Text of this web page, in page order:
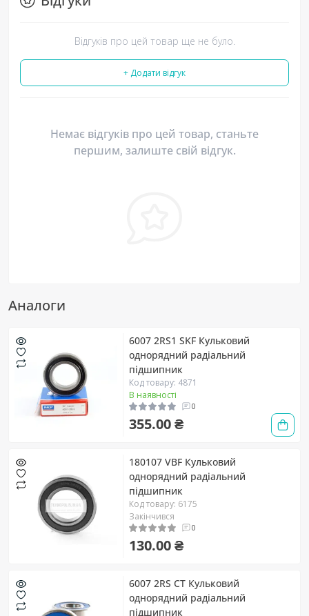
Відгуків про цей товар ще не було.
+ Додати відгук
Немає відгуків про цей товар, станьте
першим, залиште свій відгук.
Аналоги
6007 2RS1 SKF Кульковий
однорядний радіальний
підшипник
Код товару: 4871
В наявності
0
355.00 ₴
180107 VBF Кульковий
однорядний радіальний
підшипник
Код товару: 6175
Закінчився
0
130.00 ₴
6007 2RS CT Кульковий
однорядний радіальний
підшипник